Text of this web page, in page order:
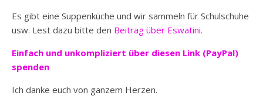
Es gibt eine Suppenküche und wir sammeln für Schulschuhe
usw. Lest dazu bitte den Beitrag über Eswatini.
Einfach und unkompliziert über diesen Link (PayPal)
spenden
Ich danke euch von ganzem Herzen.